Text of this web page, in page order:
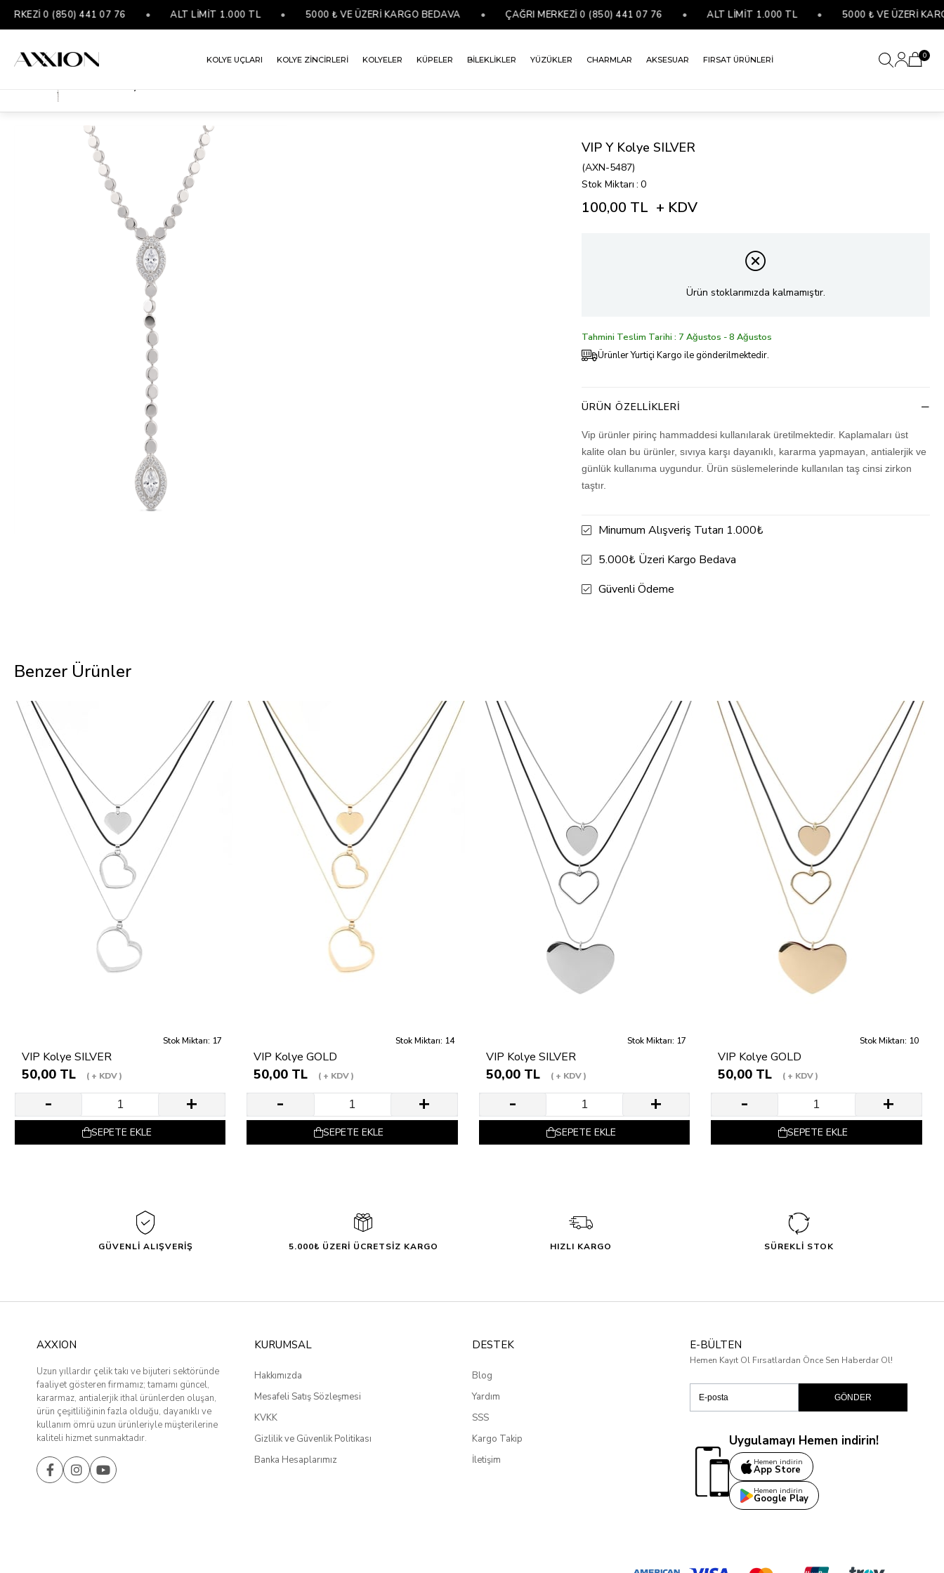
0 (850) 441 07 76 • ALT LİMİT 1.000 TL • 5000 ₺ VE ÜZERİ KARGO BEDAVA • ÇAĞRI MERKEZİ 0 (850) 441 07 76 • ALT LİMİT 1.000 TL • 5000 ₺ VE ÜZERİ KARGO
KOLYE UÇLARI KOLYE ZİNCİRLERİ KOLYELER KÜPELER BİLEKLİKLER YÜZÜKLER CHARMLAR AKSESUAR FIRSAT ÜRÜNLERİ 0
VIP Y Kolye SILVER
(AXN-5487)
Stok Miktarı : 0
100,00 TL + KDV
Ürün stoklarımızda kalmamıştır.
Tahmini Teslim Tarihi : 7 Ağustos - 8 Ağustos
Ürünler Yurtiçi Kargo ile gönderilmektedir.
ÜRÜN ÖZELLIKLERI
Vip ürünler pirinç hammaddesi kullanılarak üretilmektedir. Kaplamaları üst
kalite olan bu ürünler, sıvıya karşı dayanıklı, kararma yapmayan, antialerjik ve
günlük kullanıma uygundur. Ürün süslemelerinde kullanılan taş cinsi zirkon
taştır.
Minumum Alışveriş Tutarı 1.000₺
5.000₺ Üzeri Kargo Bedava
Güvenli Ödeme
Benzer Ürünler
Stok Miktarı: 17
VIP Kolye SILVER
50,00 TL + KDV
SEPETE EKLE
Stok Miktarı: 14
VIP Kolye GOLD
50,00 TL + KDV
SEPETE EKLE
Stok Miktarı: 17
VIP Kolye SILVER
50,00 TL + KDV
SEPETE EKLE
Stok Miktarı: 10
VIP Kolye GOLD
50,00 TL + KDV
SEPETE EKLE
GÜVENLİ ALIŞVERİŞ 5.000₺ ÜZERİ ÜCRETSİZ KARGO HIZLI KARGO SÜREKLİ STOK
AXXION
Uzun yıllardır çelik takı ve bijuteri sektöründe
faaliyet gösteren firmamız; tamamı güncel,
kararmaz, antialerjik ithal ürünlerden oluşan,
ürün çeşitliliğinin fazla olduğu, dayanıklı ve
kullanım ömrü uzun ürünleriyle müşterilerine
kaliteli hizmet sunmaktadır.
KURUMSAL
Hakkımızda
Mesafeli Satış Sözleşmesi
KVKK
Gizlilik ve Güvenlik Politikası
Banka Hesaplarımız
DESTEK
Blog
Yardım
SSS
Kargo Takip
İletişim
E-BÜLTEN
Hemen Kayıt Ol Fırsatlardan Önce Sen Haberdar Ol!
GÖNDER
Uygulamayı Hemen indirin!
Hemen indirin
App Store
Hemen indirin
Google Play